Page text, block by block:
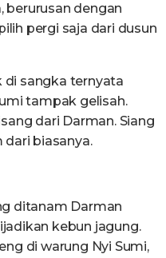
berurusan dengan
pergi saja dari dusun
di sangka ternyata
tampak gelisah.
dari Darman. Siang
biasanya.
ditanam Darman
kebun jagung.
di warung Nyi Sumi,